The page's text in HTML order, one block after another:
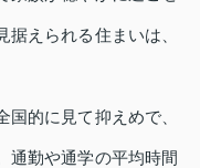
えられる住まいは、
的に見て抑えめで、
通勤や通学の平均時間